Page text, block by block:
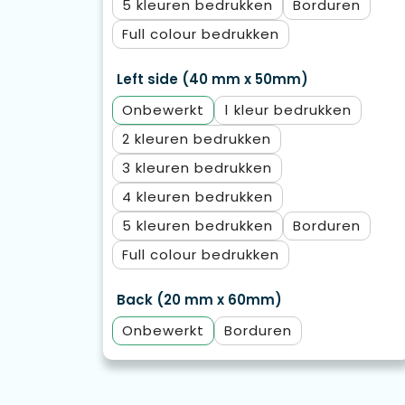
5
Borduren
Full colour
Left side (40 mm x 50mm)
Onbewerkt
1
2
3
4
5
Borduren
Full colour
Back (20 mm x 60mm)
Onbewerkt
Borduren